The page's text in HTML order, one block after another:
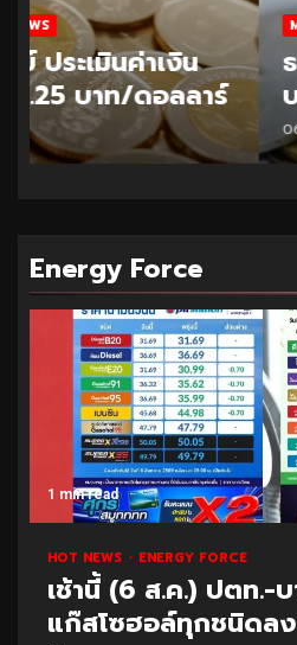
MONEY MOVEMENT HOT NEWS
ธนาคารไทยพาณิชย์
บาทวันนี้ 32.95-
06/08/2026
Energy Force
1 min read
HOT NEWS ENERGY FORCE
เช้านี้ (6 ส.ค.) ปตท.-
แก๊สโซฮอล์ทุกชนิดล